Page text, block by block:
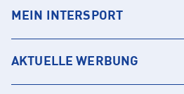
MEIN INTERSPORT
AKTUELLE WERBUNG